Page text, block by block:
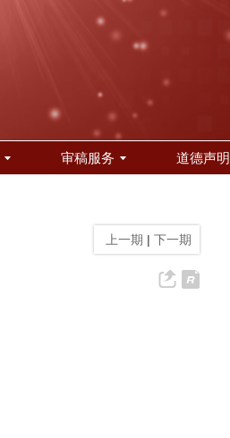
审稿服务 道德声明
上一期 | 下一期